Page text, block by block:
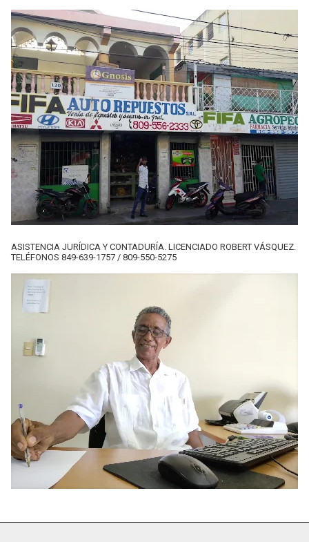
ASISTENCIA JURÍDICA Y CONTADURÍA. LICENCIADO ROBERT VÁSQUEZ.
TELÉFONOS 849-639-1757 / 809-550-5275